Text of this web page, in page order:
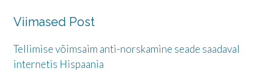
Viimased Post
Tellimise võimsaim anti-norskamine seade saadaval
internetis Hispaania